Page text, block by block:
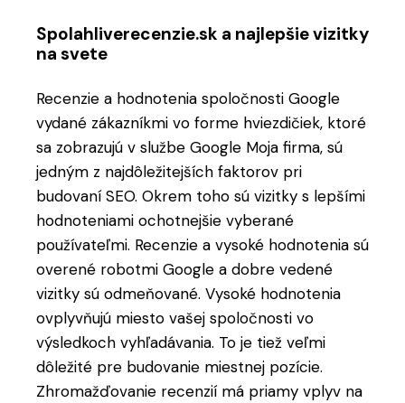
Spolahliverecenzie.sk a najlepšie vizitky
na svete
Recenzie a hodnotenia spoločnosti Google
vydané zákazníkmi vo forme hviezdičiek, ktoré
sa zobrazujú v službe Google Moja firma, sú
jedným z najdôležitejších faktorov pri
budovaní SEO. Okrem toho sú vizitky s lepšími
hodnoteniami ochotnejšie vyberané
používateľmi. Recenzie a vysoké hodnotenia sú
overené robotmi Google a dobre vedené
vizitky sú odmeňované. Vysoké hodnotenia
ovplyvňujú miesto vašej spoločnosti vo
výsledkoch vyhľadávania. To je tiež veľmi
dôležité pre budovanie miestnej pozície.
Zhromažďovanie recenzií má priamy vplyv na